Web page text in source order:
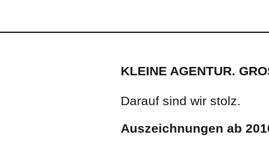
KLEINE AGENTUR.
Darauf sind wir stolz.
Auszeichnungen ab